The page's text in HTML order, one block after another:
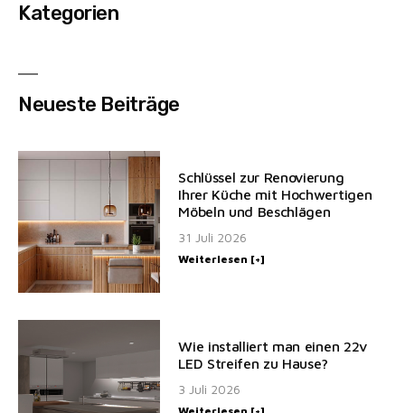
Kategorien
Neueste Beiträge
Schlüssel zur Renovierung
Ihrer Küche mit Hochwertigen
Möbeln und Beschlägen
31 Juli 2026
Weiterlesen [+]
Wie installiert man einen 22v
LED Streifen zu Hause?
3 Juli 2026